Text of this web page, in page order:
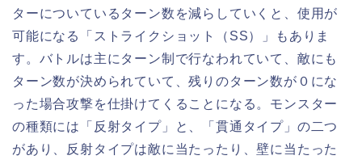
ターについているターン数を減らしていくと、使用が
可能になる「ストライクショット（SS）」もありま
す。バトルは主にターン制で行なわれていて、敵にも
ターン数が決められていて、残りのターン数が０にな
った場合攻撃を仕掛けてくることになる。モンスター
の種類には「反射タイプ」と、「貫通タイプ」の二つ
があり、反射タイプは敵に当たったり、壁に当たった